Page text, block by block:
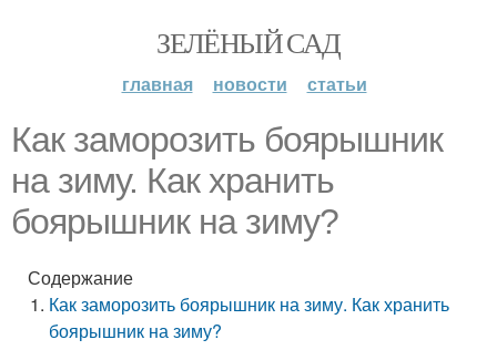
ЗЕЛЁНЫЙ САД
главная новости статьи
Как заморозить боярышник
на зиму. Как хранить
боярышник на зиму?
Содержание
Как заморозить боярышник на зиму. Как хранить
боярышник на зиму?